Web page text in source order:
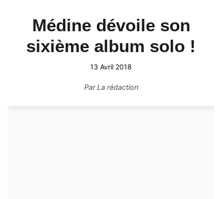
Médine dévoile son
sixième album solo !
13 Avril 2018
ParLa rédaction